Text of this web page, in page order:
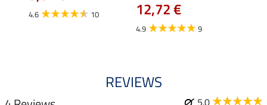
4.6 10 12,72 €
4.9 9
REVIEWS
5.0